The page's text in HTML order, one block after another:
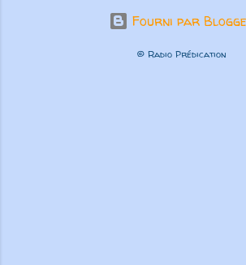
Fourni par
© Radio Prédication